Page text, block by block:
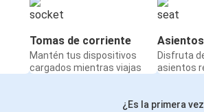
Tomas de corriente
Mantén tus dispositivos
cargados mientras viajas
Disfruta
asientos
¿Es la primera